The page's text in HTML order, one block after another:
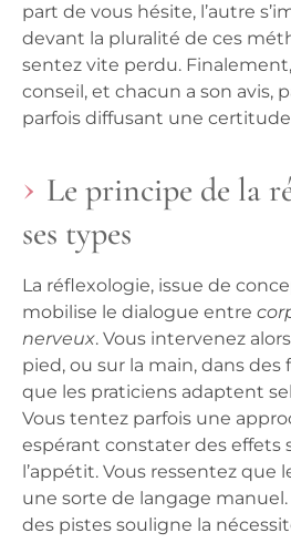
part de vous hésite, l’autre
devant la pluralité de ces
sentez vite perdu.
conseil, et chacun a son avis,
parfois diffusant une
Le principe de la
ses types
La réflexologie, issue de
mobilise le dialogue entre
nerveux. Vous intervenez
pied, ou sur la main, dans des
que les praticiens adaptent
Vous tentez parfois une
espérant constater des effets
l’appétit. Vous ressentez que
une sorte de langage manuel
des pistes souligne la